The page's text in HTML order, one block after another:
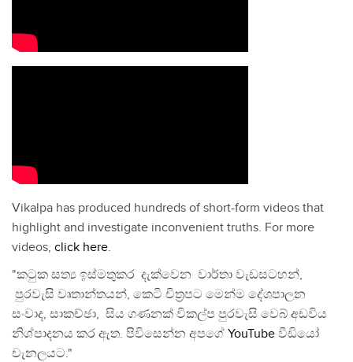
Vikalpa has produced hundreds of short-form videos that
highlight and investigate inconvenient truths. For more
videos, click here.
"කටුක සත්‍ය ඉස්මතුකර දැක්වෙන වාර්තා වැඩසටහන්,
පුරවැසි වෘතාන්තයන්, කෙටි චිත්‍රපට මෙන්ම දේශපාලන
සංවාද, සාකච්ඡා, සිය ගණනක් විකල්ප පුරවැසි වෙබ් අඩවිය
නිශ්පාදනය කර ඇත. පිවිසෙන්න අපගේ YouTube වීඩියෝ
චැනලයට."